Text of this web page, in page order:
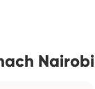
Nairobi